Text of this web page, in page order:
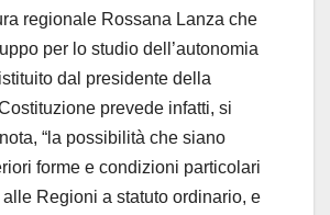
regionale Rossana Lanza che
per lo studio dell’autonomia
dal presidente della
prevede infatti, si
“la possibilità che siano
forme e condizioni particolari
Regioni a statuto ordinario, e